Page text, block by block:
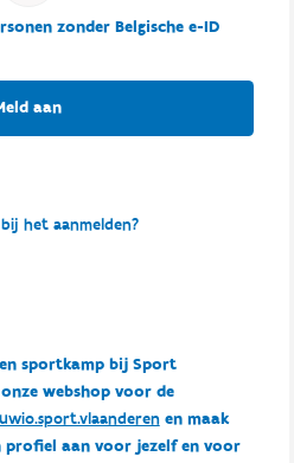
zonder Belgische e-ID
aan
het aanmelden?
sportkamp bij Sport
webshop voor de
en maak
profiel aan voor jezelf en voor